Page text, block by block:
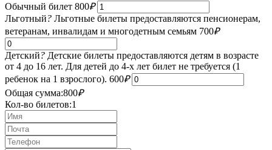
Обычный билет 800₽
Льготный? Льготные билеты предоставляются пенсионерам,
ветеранам, инвалидам и многодетным семьям 700₽
Детский? Детские билеты предоставляются детям в возрасте
от 4 до 16 лет. Для детей до 4-х лет билет не требуется (1
ребенок на 1 взрослого). 600₽
Общая сумма:800₽
Кол-во билетов:1